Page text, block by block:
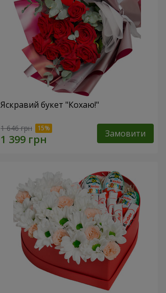
Яскравий букет "Кохаю!"
1 646 грн Замовити